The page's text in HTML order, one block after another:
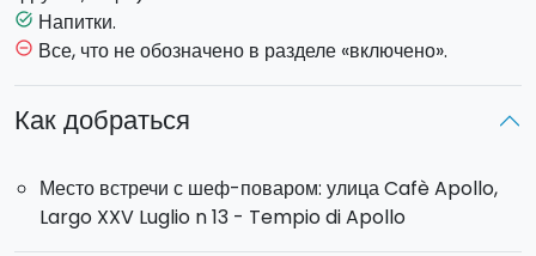
технике их приготовления.
По окончании занятия вас ждетобедиз приготовленных
Продолжительность
task_alt Напитки.
remove_circle_outline Все, что не обозначено в разделе «включено».
Как добраться
Место встречи с шеф-поваром: улица Cafè Apollo,
Largo XXV Luglio n 13 - Tempio di Apollo